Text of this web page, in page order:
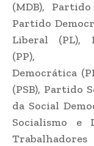
(MDB),
Partido
Liberal (PL),
(PP),
Democrática
(PSB), Partido
da Social
Socialismo e